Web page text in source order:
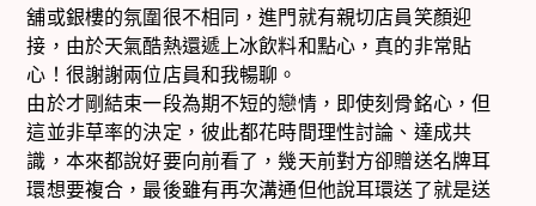
舖或銀樓的氛圍很不相同，進門就有親切店員笑顏迎
接，由於天氣酷熱還遞上冰飲料和點心，真的非常貼
心！很謝謝兩位店員和我暢聊。
由於才剛結束一段為期不短的戀情，即使刻骨銘心，但
這並非草率的決定，彼此都花時間理性討論、達成共
識，本來都說好要向前看了，幾天前對方卻贈送名牌耳
環想要複合，最後雖有再次溝通但他說耳環送了就是送